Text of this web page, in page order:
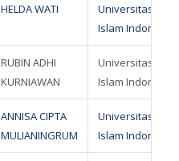
HELDA WATI
Universitas
Islam Indonesia
RUBIN ADHI
KURNIAWAN
Universitas
Islam Indonesia
ANNISA CIPTA
MULIANINGRUM
Universitas
Islam Indonesia